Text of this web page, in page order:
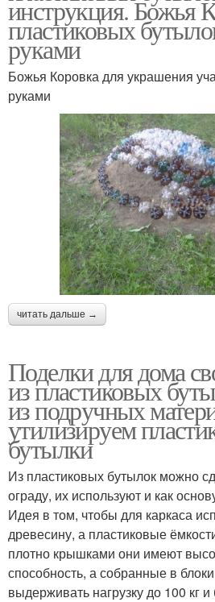
инструкция. Божья
пластиковых
руками
Божья Коровка для украшения
руками
читать дальше →
Поделки для дома
из пластиковых
из подручных
утилизируем
бутылки
Из пластиковых бутылок можно
ограду, их используют и как
Идея в том, чтобы для каркаса
древесину, а пластиковые
плотно крышками они имеют
способность, а собранные в
выдерживать нагрузку до 100 кг